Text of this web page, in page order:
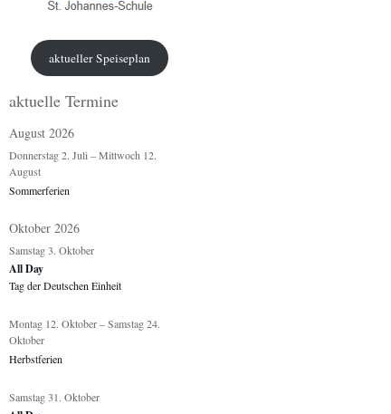
aktueller Speiseplan
aktuelle Termine
August 2026
Donnerstag2. Juli –Mittwoch 12.
August
Sommerferien
Oktober 2026
Samstag3. Oktober
All Day
Tag der Deutschen Einheit
Montag 12. Oktober–Samstag24.
Oktober
Herbstferien
Samstag31. Oktober